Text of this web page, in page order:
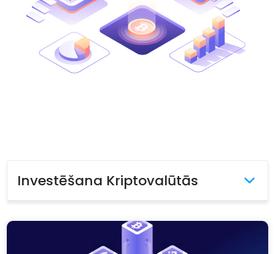
Seifs
Uzkrājiet kriptovalūtu nākotnei
Atkārtotie pirkumi
Regulāri plānotie ieguldījumi (DCA)
Investēšana Kriptovalūtās
Kriptovalūtu Pamati